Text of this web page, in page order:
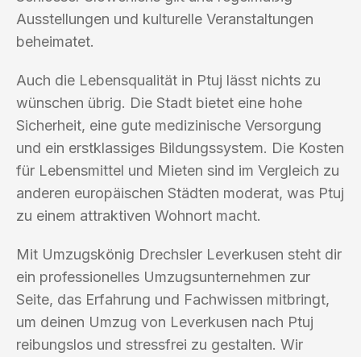
Ausstellungen und kulturelle Veranstaltungen
beheimatet.
Auch die Lebensqualität in Ptuj lässt nichts zu
wünschen übrig. Die Stadt bietet eine hohe
Sicherheit, eine gute medizinische Versorgung
und ein erstklassiges Bildungssystem. Die Kosten
für Lebensmittel und Mieten sind im Vergleich zu
anderen europäischen Städten moderat, was Ptuj
zu einem attraktiven Wohnort macht.
Mit Umzugskönig Drechsler Leverkusen steht dir
ein professionelles Umzugsunternehmen zur
Seite, das Erfahrung und Fachwissen mitbringt,
um deinen Umzug von Leverkusen nach Ptuj
reibungslos und stressfrei zu gestalten. Wir